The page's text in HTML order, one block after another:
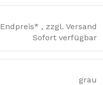
Endpreis* , zzgl. Versand
Sofort verfügbar
grau